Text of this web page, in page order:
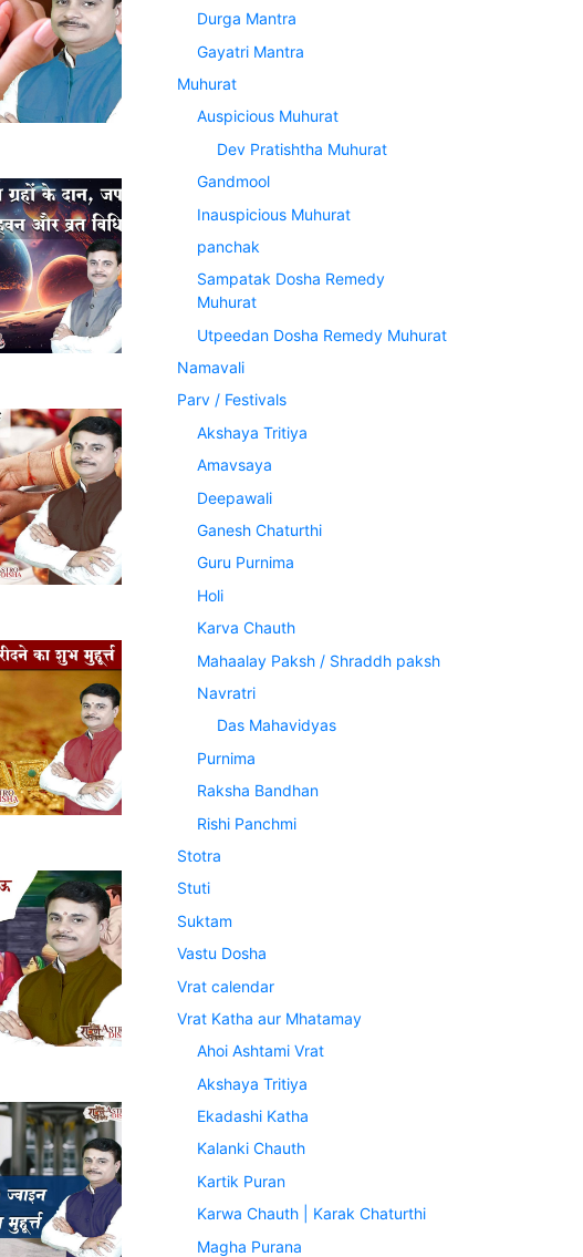
Durga Mantra
Gayatri Mantra
Muhurat
Auspicious Muhurat
Dev Pratishtha Muhurat
Gandmool
Inauspicious Muhurat
panchak
Sampatak Dosha Remedy
Muhurat
Utpeedan Dosha Remedy Muhurat
Namavali
Parv / Festivals
Akshaya Tritiya
Amavsaya
Deepawali
Ganesh Chaturthi
Guru Purnima
Holi
Karva Chauth
Mahaalay Paksh / Shraddh paksh
Navratri
Das Mahavidyas
Purnima
Raksha Bandhan
Rishi Panchmi
Stotra
Stuti
Suktam
Vastu Dosha
Vrat calendar
Vrat Katha aur Mhatamay
Ahoi Ashtami Vrat
Akshaya Tritiya
Ekadashi Katha
Kalanki Chauth
Kartik Puran
Karwa Chauth | Karak Chaturthi
Magha Purana